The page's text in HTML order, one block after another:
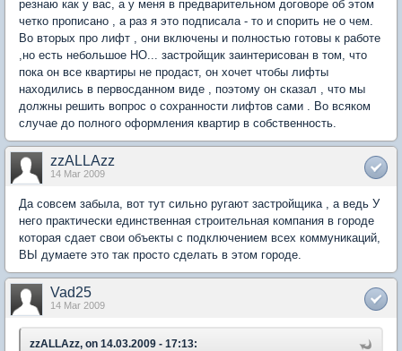
резнаю как у вас, а у меня в предварительном договоре об этом
четко прописано , а раз я это подписала - то и спорить не о чем.
Во вторых про лифт , они включены и полностью готовы к работе
,но есть небольшое НО... застройщик заинтерисован в том, что
пока он все квартиры не продаст, он хочет чтобы лифты
находились в первосданном виде , поэтому он сказал , что мы
должны решить вопрос о сохранности лифтов сами . Во всяком
случае до полного оформления квартир в собственность.
zzALLAzz
14 Mar 2009
Да совсем забыла, вот тут сильно ругают застройщика , а ведь У
него практически единственная строительная компания в городе
которая сдает свои объекты с подключением всех коммуникаций,
ВЫ думаете это так просто сделать в этом городе.
Vad25
14 Mar 2009
zzALLAzz, on 14.03.2009 - 17:13: